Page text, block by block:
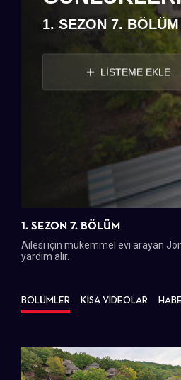
1. SEZON 7. BÖLÜM
LİSTEME EKLE
1. SEZON 7. BÖLÜM
Ailesi için mükemmel evi arayan
yardım alır.
BÖLÜMLER KISA VİDEOLAR